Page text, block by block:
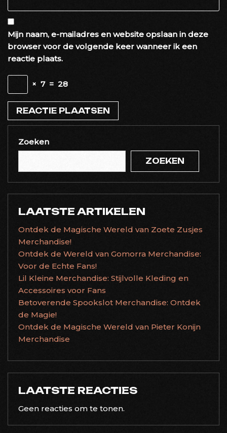
Mijn naam, e-mailadres en website opslaan in deze
browser voor de volgende keer wanneer ik een
reactie plaats.
× 7 = 28
Zoeken
ZOEKEN
LAATSTE ARTIKELEN
Ontdek de Magische Wereld van Zoete Zusjes
Merchandise!
Ontdek de Wereld van Gomorra Merchandise:
Voor de Echte Fans!
Lil Kleine Merchandise: Stijlvolle Kleding en
Accessoires voor Fans
Betoverende Spookslot Merchandise: Ontdek
de Magie!
Ontdek de Magische Wereld van Pieter Konijn
Merchandise
LAATSTE REACTIES
Geen reacties om te tonen.